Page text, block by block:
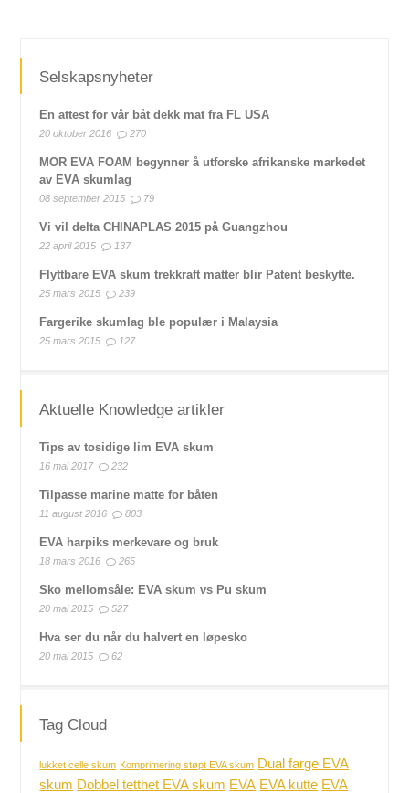
Selskapsnyheter
En attest for vår båt dekk mat fra FL USA
20 oktober 2016 270
MOR EVA FOAM begynner å utforske afrikanske markedet
av EVA skumlag
08 september 2015 79
Vi vil delta CHINAPLAS 2015 på Guangzhou
22 april 2015 137
Flyttbare EVA skum trekkraft matter blir Patent beskytte.
25 mars 2015 239
Fargerike skumlag ble populær i Malaysia
25 mars 2015 127
Aktuelle Knowledge artikler
Tips av tosidige lim EVA skum
16 mai 2017 232
Tilpasse marine matte for båten
11 august 2016 803
EVA harpiks merkevare og bruk
18 mars 2016 265
Sko mellomsåle: EVA skum vs Pu skum
20 mai 2015 527
Hva ser du når du halvert en løpesko
20 mai 2015 62
Tag Cloud
lukket celle skum Komprimering støpt EVA skum Dual farge EVA
skum Dobbel tetthet EVA skum EVA EVA kutte EVA